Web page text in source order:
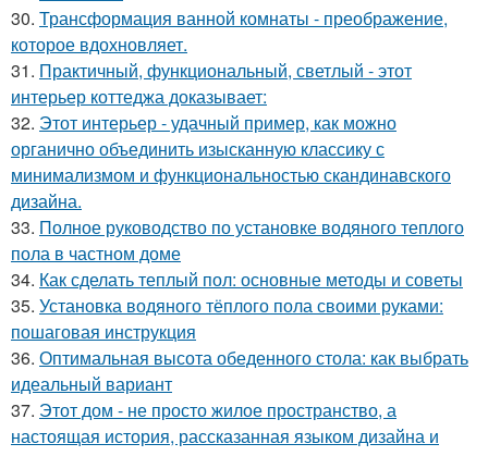
30. Трансформация ванной комнаты - преображение,
которое вдохновляет.
31. Практичный, функциональный, светлый - этот
интерьер коттеджа доказывает:
32. Этот интерьер - удачный пример, как можно
органично объединить изысканную классику с
минимализмом и функциональностью скандинавского
дизайна.
33. Полное руководство по установке водяного теплого
пола в частном доме
34. Как сделать теплый пол: основные методы и советы
35. Установка водяного тёплого пола своими руками:
пошаговая инструкция
36. Оптимальная высота обеденного стола: как выбрать
идеальный вариант
37. Этот дом - не просто жилое пространство, а
настоящая история, рассказанная языком дизайна и